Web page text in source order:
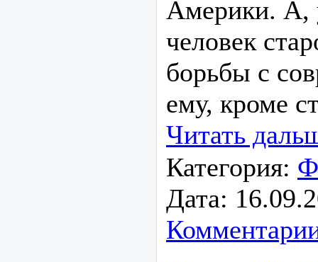
Америки. А,
человек
борьбы с
ему, кроме
Читать
Категория:
Дата: